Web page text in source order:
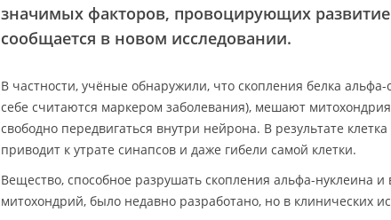
значимых факторов, провоцирующих
сообщается в новом исследовании.
В частности, учёные обнаружили, что скопления белка альфа-
себе считаются маркером заболевания), мешают
свободно передвигаться внутри нейрона. В результате
приводит к утрате синапсов и даже гибели самой клетки.
Вещество, способное разрушать скопления альфа-нуклеина
митохондрий, было недавно разработано, но в клинических